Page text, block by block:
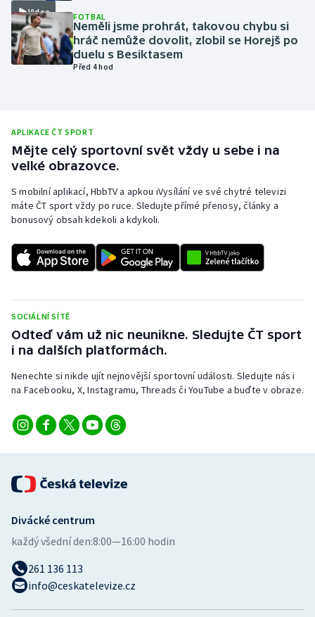
Parasport
Plavání
Rychlobruslení
Short track
Sportovní střelba
Triatlon
Veslování
Vodní slalom
Volejbal
Ostatní
Video FOTBAL
Neměli jsme prohrát, takovou chybu si
hráč nemůže dovolit, zlobil se Horejš po
duelu s Besiktasem
Před 4 hod
APLIKACE ČT SPORT
Mějte celý sportovní svět vždy u sebe i na
velké obrazovce.
S mobilní aplikací, HbbTV a apkou iVysílání ve své chytré televizi
máte ČT sport vždy po ruce. Sledujte přímé přenosy, články a
bonusový obsah kdekoli a kdykoli.
SOCIÁLNÍ SÍTĚ
Odteď vám už nic neunikne. Sledujte ČT sport
i na dalších platformách.
Nenechte si nikde ujít nejnovější sportovní události. Sledujte nás i
na Facebooku, X, Instagramu, Threads či YouTube a buďte v obraze.
Divácké centrum
každý všední den:8:00—16:00 hodin
261 136 113
info@ceskatelevize.cz